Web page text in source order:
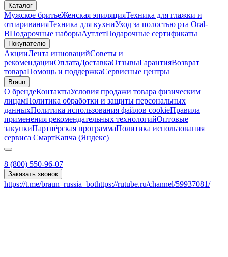
Каталог
Мужское бритьеЖенская эпиляцияТехника для глажки и
отпариванияТехника для кухниУход за полостью рта Oral-
BПодарочные наборыАутлетПодарочные сертификаты
Покупателю
АкцииЛента инновацийСоветы и
рекомендацииОплатаДоставкаОтзывыГарантияВозврат
товараПомощь и поддержкаСервисные центры
Braun
О брендеКонтактыУсловия продажи товара физическим
лицамПолитика обработки и защиты персональных
данныхПолитика использования файлов cookieПравила
применения рекомендательных технологийОптовые
закупкиПартнёрская программаПолитика использования
сервиса СмартКапча (Яндекс)
8 (800) 550-96-07
Заказать звонок
https://t.me/braun_russia_bothttps://rutube.ru/channel/59937081/